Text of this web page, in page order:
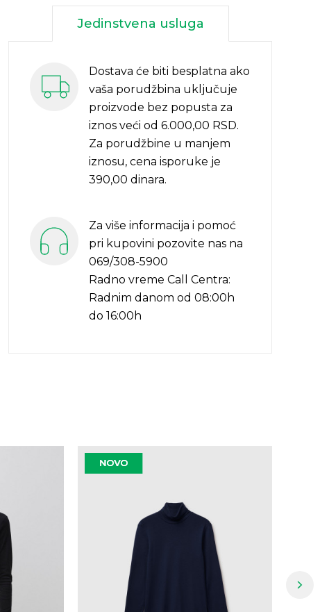
Jedinstvena usluga
Dostava će biti besplatna ako
vaša porudžbina uključuje
proizvode bez popusta za
iznos veći od 6.000,00 RSD.
Za porudžbine u manjem
iznosu, cena isporuke je
390,00 dinara.
Za više informacija i pomoć
pri kupovini pozovite nas na
069/308-5900
Radno vreme Call Centra:
Radnim danom od 08:00h
do 16:00h